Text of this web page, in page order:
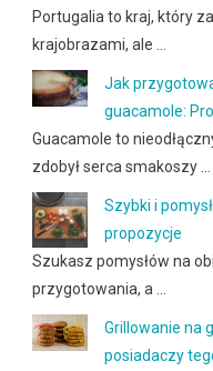
Portugalia to kraj, który
krajobrazami, ale …
Jak
guacamole:
Guacamole to
zdobył serca smakoszy …
Szybki i
propozycje
Szukasz pomysłów na
przygotowania, a …
Grillowanie na
posiadaczy